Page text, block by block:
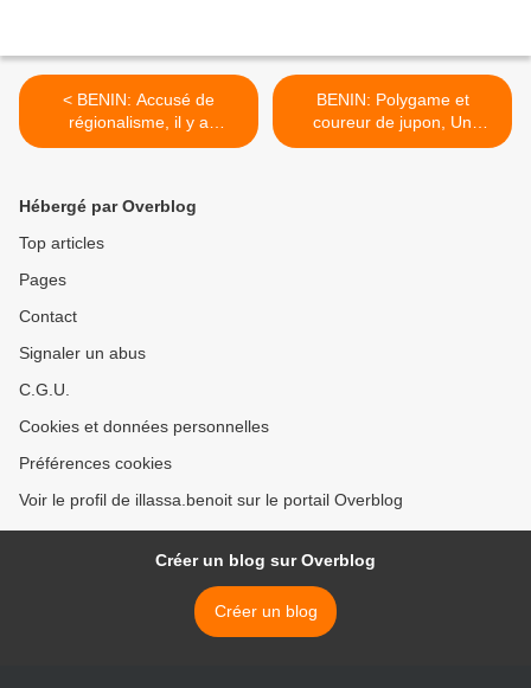
< BENIN: Accusé de
régionalisme, il y a
quelques semaines à
Alassane, Lafia et Kérékou
BENIN: Polygame et
coureur de jupon, Un
homme découvre que sa
Hébergé par Overblog
Top articles
Pages
Contact
Signaler un abus
C.G.U.
Cookies et données personnelles
Préférences cookies
Voir le profil de illassa.benoit sur le portail Overblog
Créer un blog sur Overblog
Créer un blog